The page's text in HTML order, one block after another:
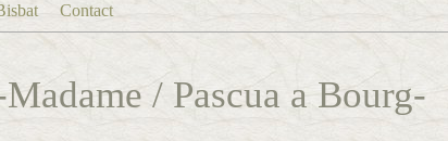
Contact
/ Pascua a Bourg-